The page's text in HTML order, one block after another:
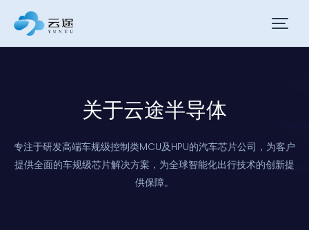
关于云途半导体
专注于研发高端车规级控制类MCU及HPU的汽车芯片公司，为客户
提供全面的车规级芯片解决方案，为全球智能化出行技术的创新提
供保障。